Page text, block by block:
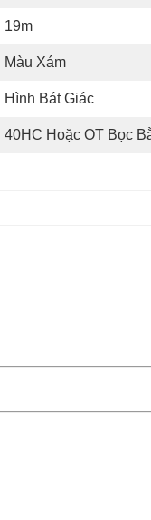
19m
Màu Xám
Hình Bát Giác
40HC Hoặc OT Bọc